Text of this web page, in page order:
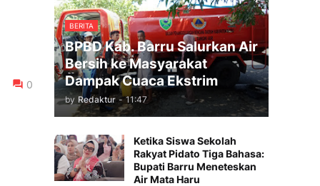
0
BERITA
BPBD Kab. Barru Salurkan Air
Bersih ke Masyarakat
Dampak Cuaca Ekstrim
by Redaktur - 11:47
Ketika Siswa Sekolah
Rakyat Pidato Tiga Bahasa:
Bupati Barru Meneteskan
Air Mata Haru